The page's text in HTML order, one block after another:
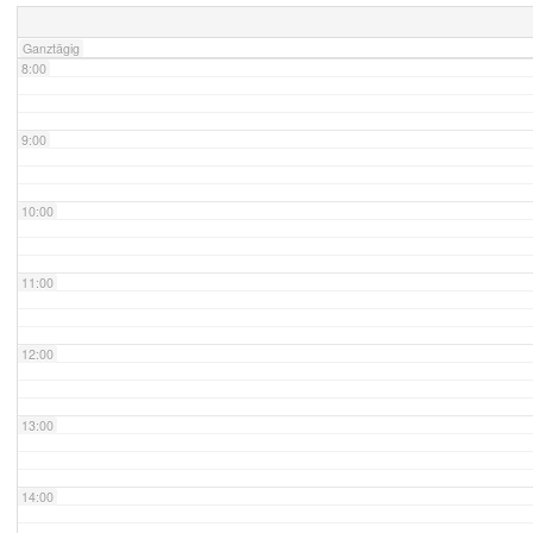
Ganztägig
8:00
9:00
10:00
11:00
12:00
13:00
14:00